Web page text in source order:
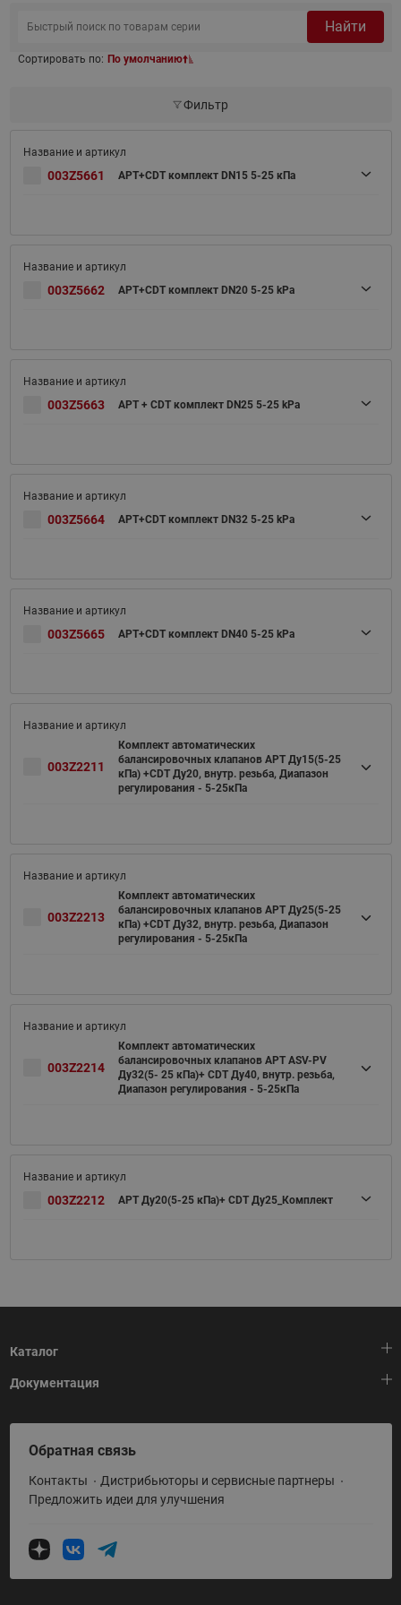
Найти
Сортировать по: По умолчанию
Фильтр
003Z5661 APT+CDT комплект DN15 5-25 кПа
003Z5662 APT+CDT комплект DN20 5-25 kPa
003Z5663 APT + CDT комплект DN25 5-25 kPa
003Z5664 APT+CDT комплект DN32 5-25 kPa
003Z5665 APT+CDT комплект DN40 5-25 kPa
003Z2211
Комплект автоматических
балансировочных клапанов APT Ду15(5-25
кПа) +CDT Ду20, внутр. резьба, Диапазон
регулирования - 5-25кПа
003Z2213
Комплект автоматических
балансировочных клапанов APT Ду25(5-25
кПа) +CDT Ду32, внутр. резьба, Диапазон
регулирования - 5-25кПа
003Z2214
Комплект автоматических
балансировочных клапанов APT ASV-PV
Ду32(5- 25 кПа)+ CDT Ду40, внутр. резьба,
Диапазон регулирования - 5-25кПа
003Z2212 APT Ду20(5-25 кПа)+ CDT Ду25_Комплект
Каталог
Тепловая автоматика
Холодильная техника
Приводная техника
Промышленная автоматика
Теплообменное оборудование
Насосное оборудование
Документация
HeatPlatform (Тепловая платформа)
Полезные программы и инструменты
Условия поставки
Обратная связь
Контакты
Дистрибьюторы и сервисные партнеры
Предложить идеи для улучшения